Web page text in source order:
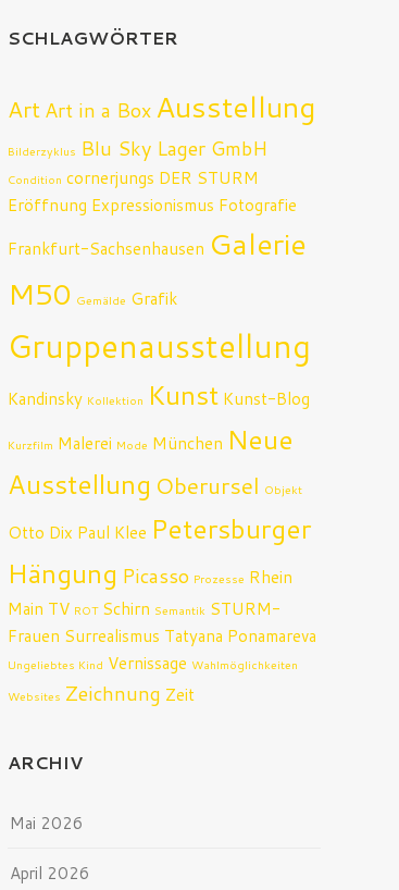
SCHLAGWÖRTER
ArtArt in a BoxAusstellung
Bilderzyklus Blu Sky Lager GmbH
Condition cornerjungs DER STURM
Eröffnung Expressionismus Fotografie
Frankfurt-Sachsenhausen Galerie
M50 Gemälde Grafik
Gruppenausstellung
Kandinsky Kollektion Kunst Kunst-Blog
Kurzfilm Malerei Mode München Neue
Ausstellung Oberursel Objekt
Otto Dix Paul Klee Petersburger
Hängung Picasso Prozesse Rhein
Main TV ROT Schirn Semantik STURM-
Frauen Surrealismus Tatyana Ponamareva
Ungeliebtes Kind Vernissage Wahlmöglichkeiten
Websites Zeichnung Zeit
ARCHIV
Mai 2026
April 2026